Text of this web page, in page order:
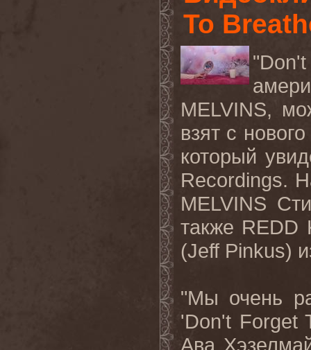
To
"Don't
MELVINS,
взят с
который
Recordings.
MELVINS
также
(Jeff Pinkus)
"Мы очень
'Don't Forget
Ава